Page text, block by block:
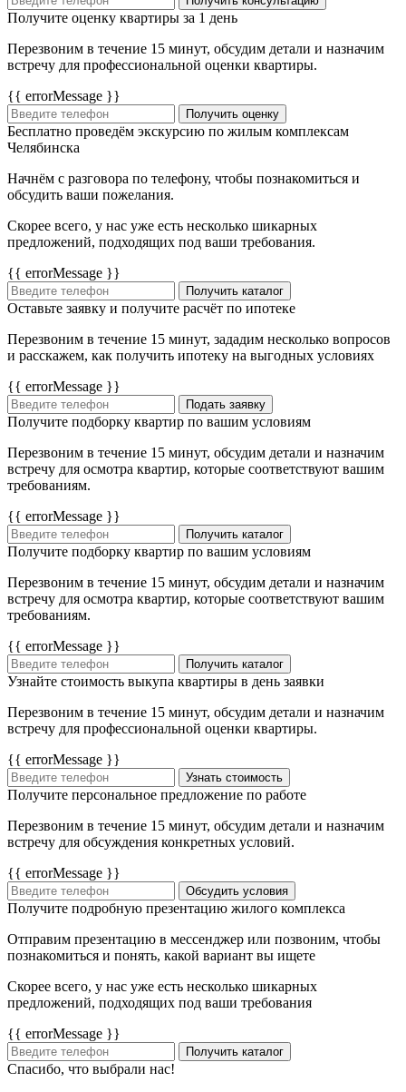
Получите оценку квартиры за 1 день
Перезвоним в течение 15 минут, обсудим детали и назначим
встречу для профессиональной оценки квартиры.
{{ errorMessage }}
Получить оценку
Бесплатно проведём экскурсию по жилым комплексам
Челябинска
Начнём с разговора по телефону, чтобы познакомиться и
обсудить ваши пожелания.
Скорее всего, у нас уже есть несколько шикарных
предложений, подходящих под ваши требования.
{{ errorMessage }}
Получить каталог
Оставьте заявку и получите расчёт по ипотеке
Перезвоним в течение 15 минут, зададим несколько вопросов
и расскажем, как получить ипотеку на выгодных условиях
{{ errorMessage }}
Подать заявку
Получите подборку квартир по вашим условиям
Перезвоним в течение 15 минут, обсудим детали и назначим
встречу для осмотра квартир, которые соответствуют вашим
требованиям.
{{ errorMessage }}
Получить каталог
Получите подборку квартир по вашим условиям
Перезвоним в течение 15 минут, обсудим детали и назначим
встречу для осмотра квартир, которые соответствуют вашим
требованиям.
{{ errorMessage }}
Получить каталог
Узнайте стоимость выкупа квартиры в день заявки
Перезвоним в течение 15 минут, обсудим детали и назначим
встречу для профессиональной оценки квартиры.
{{ errorMessage }}
Узнать стоимость
Получите персональное предложение по работе
Перезвоним в течение 15 минут, обсудим детали и назначим
встречу для обсуждения конкретных условий.
{{ errorMessage }}
Обсудить условия
Получите подробную презентацию жилого комплекса
Отправим презентацию в мессенджер или позвоним, чтобы
познакомиться и понять, какой вариант вы ищете
Скорее всего, у нас уже есть несколько шикарных
предложений, подходящих под ваши требования
{{ errorMessage }}
Получить каталог
Спасибо, что выбрали нас!